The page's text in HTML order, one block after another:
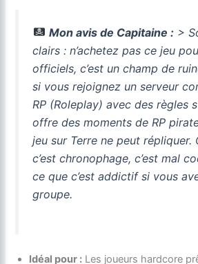
Mon avis de Capitaine :>
clairs : n’achetez pas ce jeu
officiels, c’est un champ de
si vous rejoignez un serveur
RP (Roleplay) avec des règles
offre des moments de RP
jeu sur Terre ne peut répliquer.
c’est chronophage, c’est mal
ce que c’est addictif si vous
groupe.
Idéal pour : Les joueurs hardcore